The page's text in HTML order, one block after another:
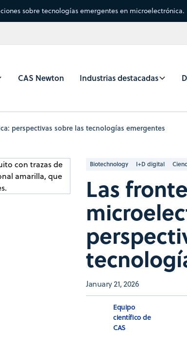
sobre tecnologías emergentes en microelectrónica.
CAS Newton Industrias destacadas
perspectivas sobre las tecnologías emergentes
Biotechnology I+D digital
Las
January 21, 2026
Equipo
científico de
CAS